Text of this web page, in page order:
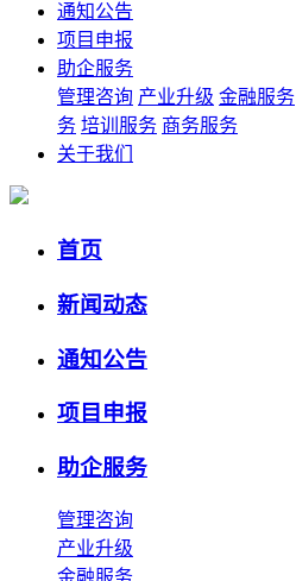
通知公告
项目申报
助企服务
管理咨询 产业升级 金融服务
务 培训服务 商务服务
关于我们
首页
新闻动态
通知公告
项目申报
助企服务
管理咨询
产业升级
金融服务